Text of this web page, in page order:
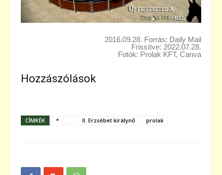
2016.09.28. Forrás: Daily Mail
Frissítve: 2022.07.28.
Fotók: Prolak KFT, Canva
Hozzászólások
CÍMKÉK * II. Erzsébet királynő prolak